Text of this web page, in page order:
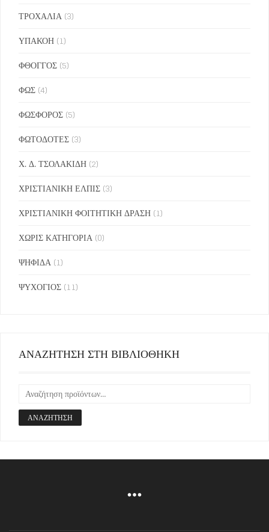
ΤΡΟΧΑΛΙΑ (3)
ΥΠΑΚΟΗ (1)
ΦΘΟΓΓΟΣ (5)
ΦΩΣ (4)
ΦΩΣΦΟΡΟΣ (5)
ΦΩΤΟΔΟΤΕΣ (3)
Χ. Δ. ΤΣΟΛΑΚΙΔΗ (2)
ΧΡΙΣΤΙΑΝΙΚΗ ΕΛΠΙΣ (3)
ΧΡΙΣΤΙΑΝΙΚΗ ΦΟΙΤΗΤΙΚΗ ΔΡΑΣΗ (1)
ΧΩΡΙΣ ΚΑΤΗΓΟΡΙΑ (0)
ΨΗΦΙΔΑ (1)
ΨΥΧΟΓΙΟΣ (11)
ΑΝΑΖΗΤΗΣΗ ΣΤΗ ΒΙΒΛΙΟΘΗΚΗ
ΑΝΑΖΉΤΗΣΗ